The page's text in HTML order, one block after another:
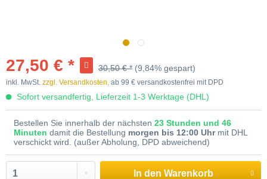
27,50 € * 30,50 € * (9,84% gespart)
inkl. MwSt. zzgl. Versandkosten, ab 99 € versandkostenfrei mit DPD
Sofort versandfertig, Lieferzeit 1-3 Werktage (DHL)
Bestellen Sie innerhalb der nächsten 23 Stunden und 46
Minuten damit die Bestellung morgen bis 12:00 Uhrmit DHL
verschickt wird. (außer Abholung, DPD abweichend)
In den Warenkorb